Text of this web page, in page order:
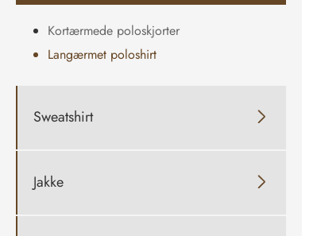
Kortærmede poloskjorter
Langærmet poloshirt
Sweatshirt 
Jakke 